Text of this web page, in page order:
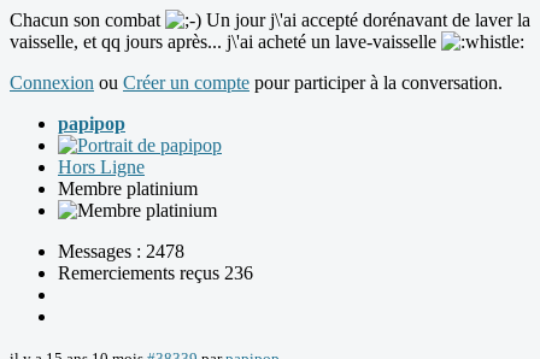
Chacun son combat
Un jour j\'ai accepté dorénavant de laver la
vaisselle, et qq jours après... j\'ai acheté un lave-vaisselle
Connexion ou Créer un compte pour participer à la conversation.
papipop
Hors Ligne
Membre platinium
Messages : 2478
Remerciements reçus 236